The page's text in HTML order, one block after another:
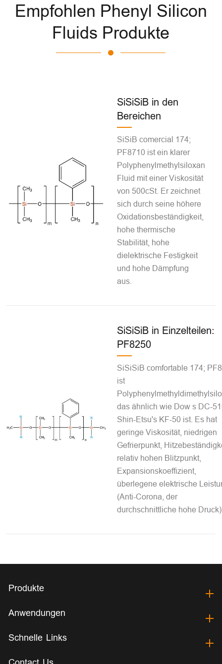
Empfohlen Phenyl Silicon
Fluids Produkte
SiSiSiB in den
Bereichen
SiSiB comercial 174;
PF8710 ist ein klarer
Polyphenylmethylsiloxan
Fluid mit einer Viskosität
von 500cSt. Er zeichnet
sich durch seine höhere
Oxidationsbeständigkeit,
hohe thermische
Stabilität, hohe
dielektrische Festigkeit
und hohe Dämpfung
aus.
SiSiSiB in Einzelteilen:
PF8250
SiSiSiB comfortable 174;
ist
das ähnlich wie Dow s DC-
Shin-Etsu's KF-50 ist. Es hat
geringe Viskosität, niedrigen
Gefrierpunkt,
relativ hohen Blitzpunkt,
Expansionskoeffizient,
überlegene elektrische
(Anti-Corona, der
durchschnittliche hohe
Produkte
Anwendungen
Schnelle Links